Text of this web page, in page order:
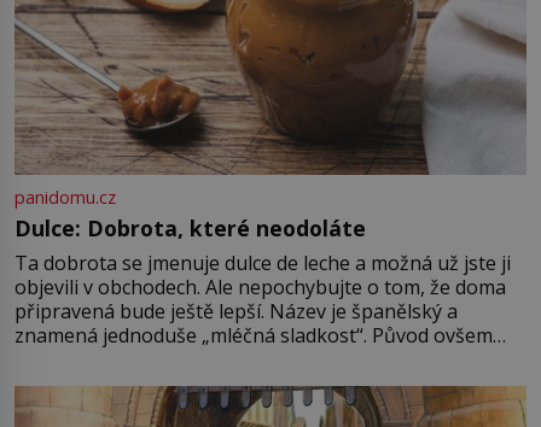
panidomu.cz
Dulce: Dobrota, které neodoláte
Ta dobrota se jmenuje dulce de leche a možná už jste ji
objevili v obchodech. Ale nepochybujte o tom, že doma
připravená bude ještě lepší. Název je španělský a
znamená jednoduše „mléčná sladkost“. Původ ovšem
pře hned několik latinskoamerických zemí a k tomu
Francie, kde se traduje,